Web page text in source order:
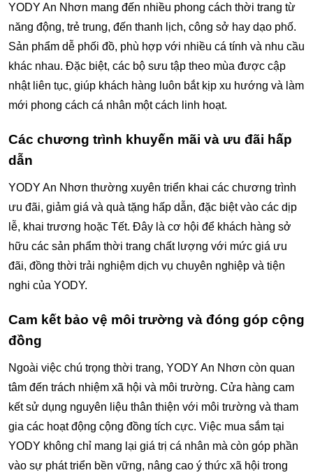
YODY An Nhơn mang đến nhiều phong cách thời trang từ
năng động, trẻ trung, đến thanh lịch, công sở hay dạo phố.
Sản phẩm dễ phối đồ, phù hợp với nhiều cá tính và nhu cầu
khác nhau. Đặc biệt, các bộ sưu tập theo mùa được cập
nhật liên tục, giúp khách hàng luôn bắt kịp xu hướng và làm
mới phong cách cá nhân một cách linh hoạt.
Các chương trình khuyến mãi và ưu đãi hấp
dẫn
YODY An Nhơn thường xuyên triển khai các chương trình
ưu đãi, giảm giá và quà tặng hấp dẫn, đặc biệt vào các dịp
lễ, khai trương hoặc Tết. Đây là cơ hội để khách hàng sở
hữu các sản phẩm thời trang chất lượng với mức giá ưu
đãi, đồng thời trải nghiệm dịch vụ chuyên nghiệp và tiện
nghi của YODY.
Cam kết bảo vệ môi trường và đóng góp cộng
đồng
Ngoài việc chú trọng thời trang, YODY An Nhơn còn quan
tâm đến trách nhiệm xã hội và môi trường. Cửa hàng cam
kết sử dụng nguyên liệu thân thiện với môi trường và tham
gia các hoạt động cộng đồng tích cực. Việc mua sắm tại
YODY không chỉ mang lại giá trị cá nhân mà còn góp phần
vào sự phát triển bền vững, nâng cao ý thức xã hội trong